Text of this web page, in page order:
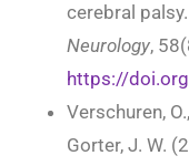
cerebral palsy.
Neurology,
https://
Verschuren,
Gorter, J. W.